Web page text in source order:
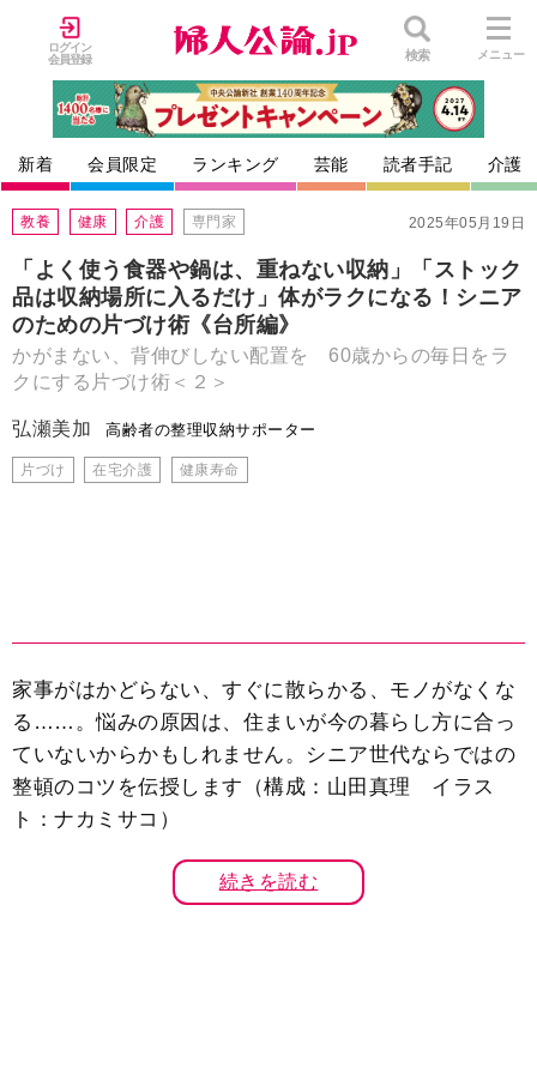
ログイン
会員登録
検索 メニュー
新着 会員限定 ランキング 芸能 読者手記 介護
2025年05月19日
教養 健康 介護 専門家
「よく使う食器や鍋は、重ねない収納」「ストック
品は収納場所に入るだけ」体がラクになる！シニア
のための片づけ術《台所編》
かがまない、背伸びしない配置を 60歳からの毎日をラ
クにする片づけ術＜２＞
弘瀬美加 高齢者の整理収納サポーター
片づけ 在宅介護 健康寿命
家事がはかどらない、すぐに散らかる、モノがなくな
る……。悩みの原因は、住まいが今の暮らし方に合っ
ていないからかもしれません。シニア世代ならではの
整頓のコツを伝授します（構成：山田真理 イラス
ト：ナカミサコ）
続きを読む